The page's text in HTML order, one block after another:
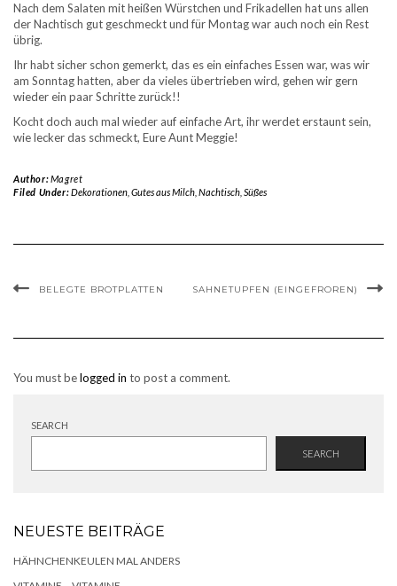
Nach dem Salaten mit heißen Würstchen und Frikadellen hat uns allen
der Nachtisch gut geschmeckt und für Montag war auch noch ein Rest
übrig.
Ihr habt sicher schon gemerkt, das es ein einfaches Essen war, was wir
am Sonntag hatten, aber da vieles übertrieben wird, gehen wir gern
wieder ein paar Schritte zurück!!
Kocht doch auch mal wieder auf einfache Art, ihr werdet erstaunt sein,
wie lecker das schmeckt, Eure Aunt Meggie!
Author:Magret
Filed Under:Dekorationen, Gutes aus Milch, Nachtisch, Süßes
BELEGTE BROTPLATTEN SAHNETUPFEN (EINGEFROREN)
You must belogged in to post a comment.
SEARCH
SEARCH
NEUESTE BEITRÄGE
HÄHNCHENKEULEN MAL ANDERS